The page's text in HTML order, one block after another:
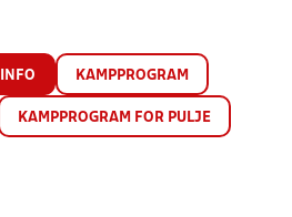
INFO KAMPPROGRAM
KAMPPROGRAM FOR PULJE